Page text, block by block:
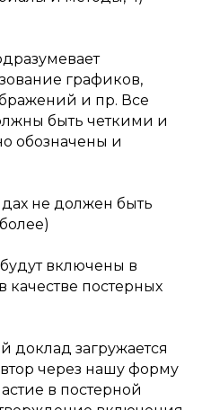
графиков,
и пр. Все
быть четкими и
обозначены и
не должен быть
включены в
качестве постерных
доклад загружается
через нашу форму
в постерной